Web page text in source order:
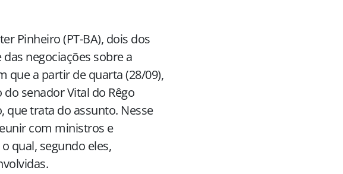
Pinheiro (PT-BA), dois dos
negociações sobre a
que a partir de quarta (28/09),
senador Vital do Rêgo
que trata do assunto. Nesse
com ministros e
qual, segundo eles,